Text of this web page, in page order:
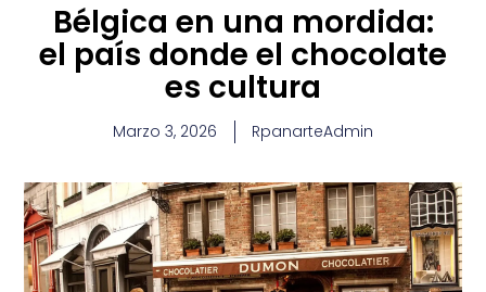
Bélgica en una mordida:
el país donde el chocolate
es cultura
Marzo 3, 2026 RpanarteAdmin